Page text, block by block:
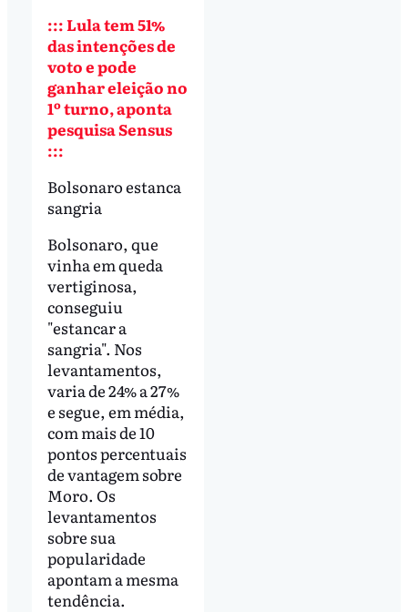
::: Lula tem 51%
das intenções de
voto e pode
ganhar eleição no
1º turno, aponta
pesquisa Sensus
:::
Bolsonaro estanca
sangria
Bolsonaro, que
vinha em queda
vertiginosa,
conseguiu
"estancar a
sangria". Nos
levantamentos,
varia de 24% a 27%
e segue, em média,
com mais de 10
pontos percentuais
de vantagem sobre
Moro. Os
levantamentos
sobre sua
popularidade
apontam a mesma
tendência.